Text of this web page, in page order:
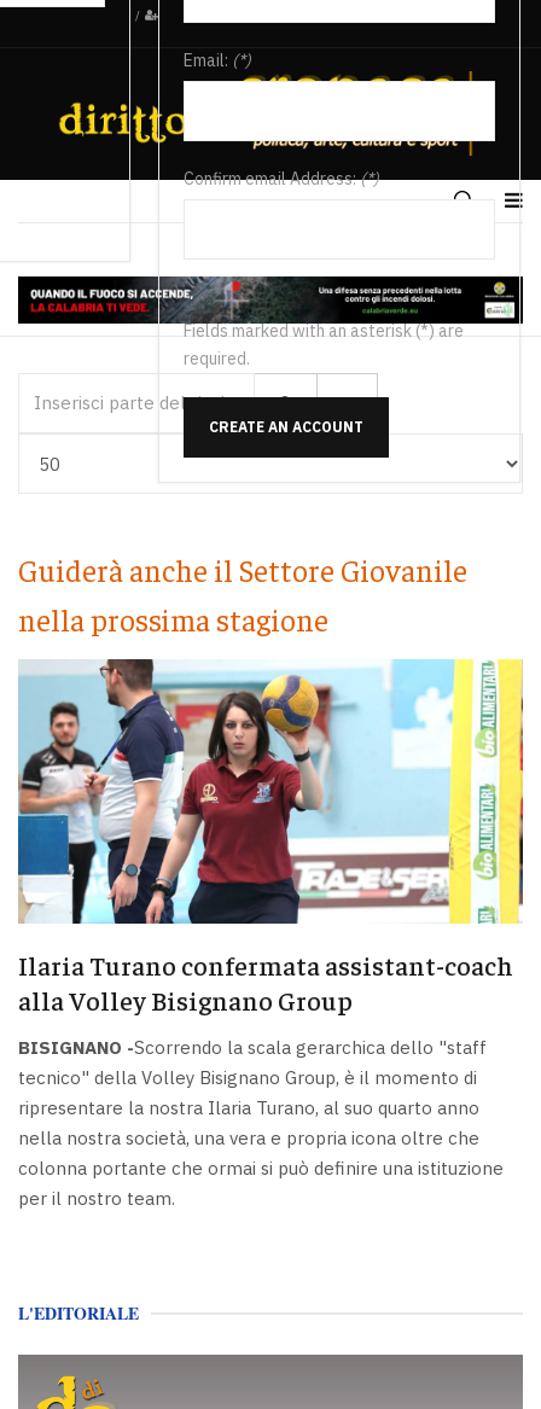
/
Email: (*)
Confirm email Address:(*)
Fields marked with an asterisk (*) are
required.
CREATE AN ACCOUNT
Guiderà anche il Settore Giovanile
nella prossima stagione
Ilaria Turano confermata assistant-coach
alla Volley Bisignano Group
BISIGNANO -Scorrendo la scala gerarchica dello "staff
tecnico" della Volley Bisignano Group, è il momento di
ripresentare la nostra Ilaria Turano, al suo quarto anno
nella nostra società, una vera e propria icona oltre che
colonna portante che ormai si può definire una istituzione
per il nostro team.
L'EDITORIALE